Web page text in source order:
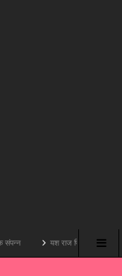
यश राज फिल्म्स और पोशम पा